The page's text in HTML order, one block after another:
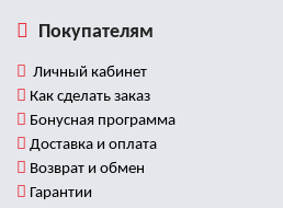
Покупателям
Личный кабинет
Как сделать заказ
Бонусная программа
Доставка и оплата
Возврат и обмен
Гарантии